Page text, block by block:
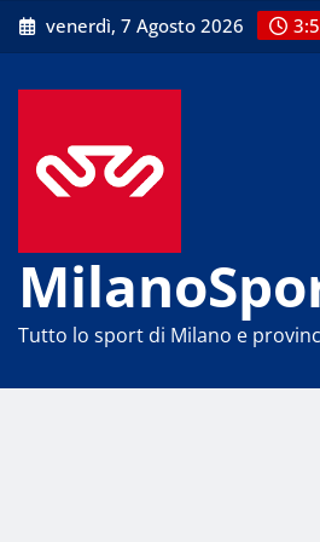
Skip
to
venerdì, 7 Agosto 2026
Tutto lo sport di Milano e